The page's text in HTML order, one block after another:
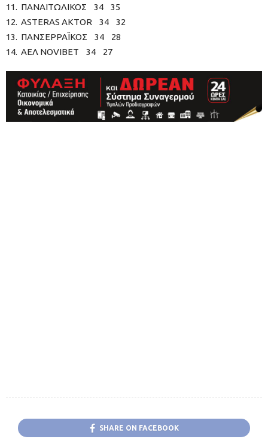
11. ΠΑΝΑΙΤΩΛΙΚΟΣ 34 35
12. ASTERAS AKTOR 34 32
13. ΠΑΝΣΕΡΡΑΪΚΟΣ 34 28
14. ΑΕΛ NOVIBET 34 27
SHARE ON FACEBOOK